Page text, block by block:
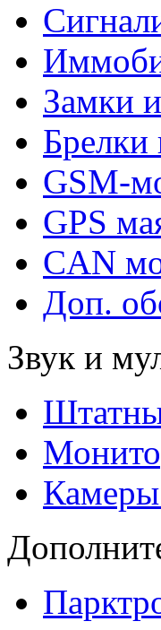
Замки
Брелки
GSM-
GPS
CAN
Доп.
Звук и
Камеры